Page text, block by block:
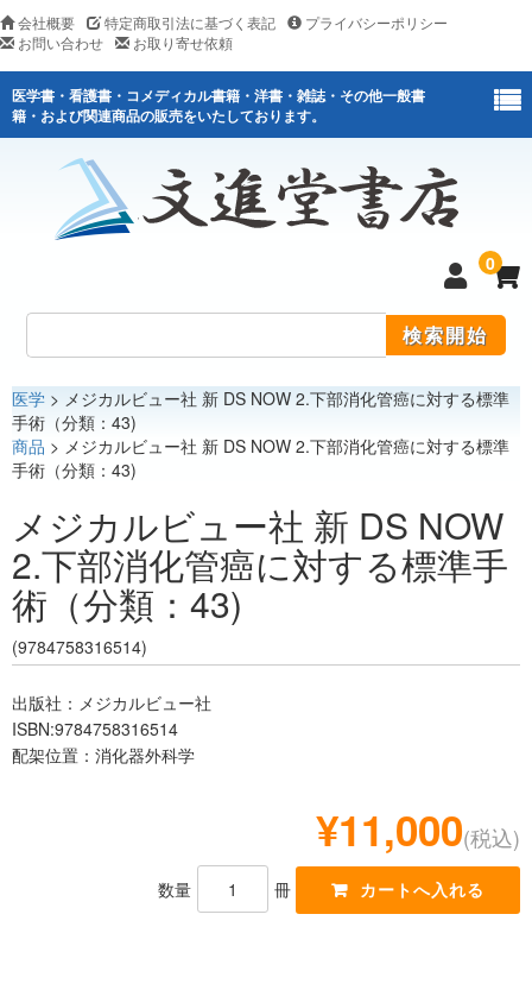
会社概要 特定商取引法に基づく表記
プライバシーポリシー
お問い合わせ
お取り寄せ依頼
医学書・看護書・コメディカル書籍・洋書・雑誌・その他一般書
籍・および関連商品の販売をいたしております。
0
医学
看護
レジデント
医学 > メジカルビュー社 新 DS NOW 2.下部消化管癌に対する標準
手術（分類：43)
商品 > メジカルビュー社 新 DS NOW 2.下部消化管癌に対する標準
手術（分類：43)
メジカルビュー社 新 DS NOW
2.下部消化管癌に対する標準手
術（分類：43)
(9784758316514)
出版社：メジカルビュー社
ISBN:9784758316514
配架位置：消化器外科学
¥11,000(税込)
数量 冊